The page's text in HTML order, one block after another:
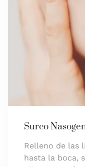
Surco
Relleno de las
hasta la boca,